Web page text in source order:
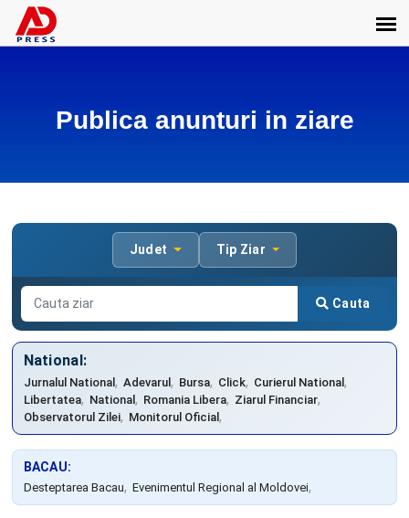
Publica anunturi in ziare
Judet Tip Ziar
Cauta
National:
Jurnalul National, Adevarul, Bursa, Click, Curierul National,
Libertatea, National, Romania Libera, Ziarul Financiar,
Observatorul Zilei, Monitorul Oficial,
BACAU:
Desteptarea Bacau, Evenimentul Regional al Moldovei,